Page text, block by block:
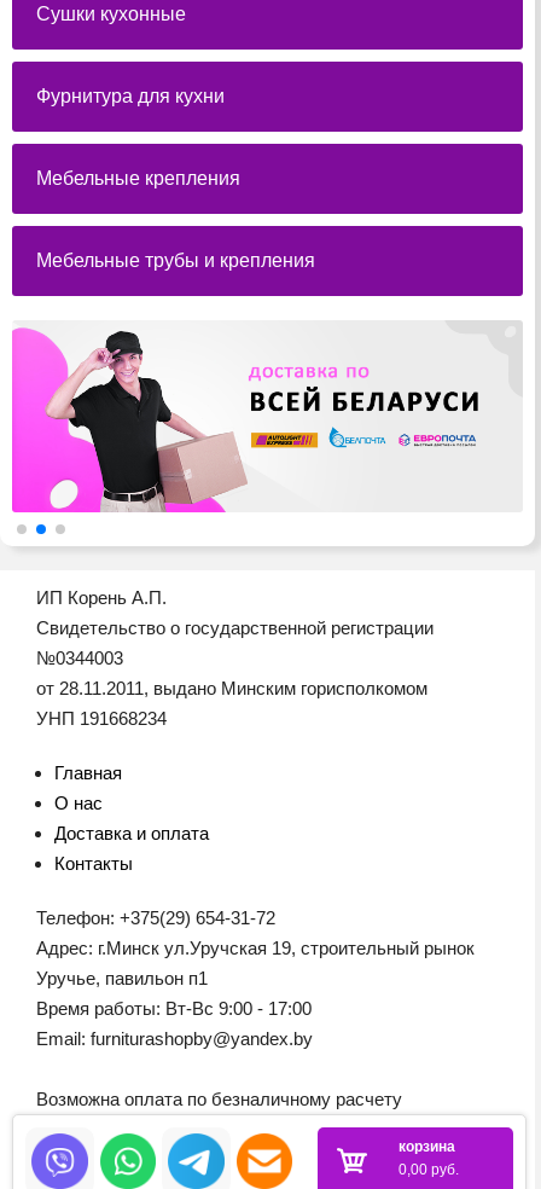
Сушки кухонные
Фурнитура для кухни
Мебельные крепления
Мебельные трубы и крепления
ИП Корень А.П.
Свидетельство о государственной регистрации
№0344003
от 28.11.2011, выдано Минским горисполкомом
УНП 191668234
Главная
О нас
Доставка и оплата
Контакты
Телефон: +375(29) 654-31-72
Адрес: г.Минск ул.Уручская 19, строительный рынок
Уручье, павильон п1
Время работы: Вт-Вс 9:00 - 17:00
Email: furniturashopby@yandex.by
Возможна оплата по безналичному расчету
© 2026 Boyard
корзина
0,00 руб.